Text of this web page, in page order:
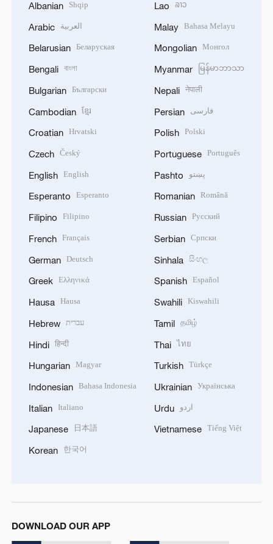
Albanian Shqip
Arabic العربية
Belarusian Беларуская
Bengali বাংলা
Bulgarian Български
Cambodian ខ្មែរ
Croatian Hrvatski
Czech Český
English English
Esperanto Esperanto
Filipino Filipino
French Français
German Deutsch
Greek Ελληνικά
Hausa Hausa
Hebrew עברית
Hindi हिन्दी
Hungarian Magyar
Indonesian Bahasa Indonesia
Italian Italiano
Japanese 日本語
Korean 한국어
Lao ລາວ
Malay Bahasa Melayu
Mongolian Монгол
Myanmar မြန်မာဘာသာ
Nepali नेपाली
Persian فارسی
Polish Polski
Portuguese Português
Pashto پښتو
Romanian Română
Russian Русский
Serbian Српски
Sinhala සිංහල
Spanish Español
Swahili Kiswahili
Tamil தமிழ்
Thai ไทย
Turkish Türkçe
Ukrainian Українська
Urdu اردو
Vietnamese Tiếng Việt
DOWNLOAD OUR APP